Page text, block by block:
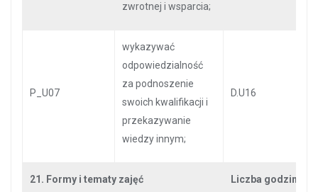
zwrotnej i wsparcia;
P_U07
wykazywać
odpowiedzialność
za podnoszenie
swoich kwalifikacji i
przekazywanie
wiedzy innym;
D.U16
21. Formy i tematy zajęć Liczba godzin